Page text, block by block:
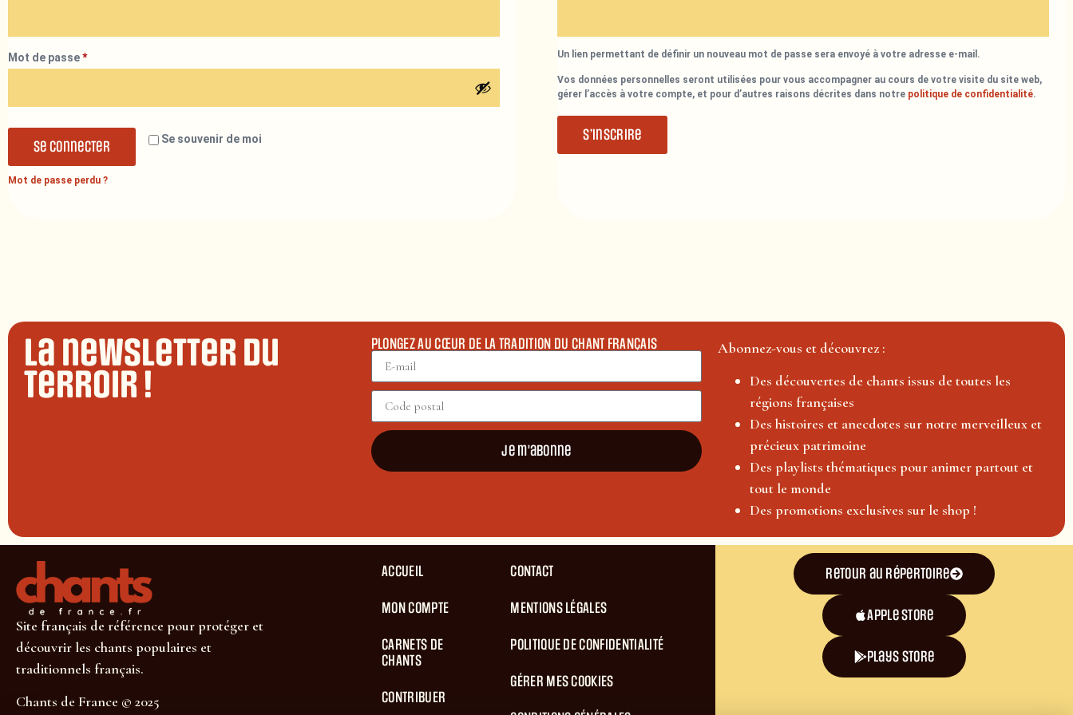
Mot de passe*
Se souvenir de moi
Se connecter
Mot de passe perdu ?
Un lien permettant de définir un nouveau mot de passe sera envoyé à votre adresse e-mail.
Vos données personnelles seront utilisées pour vous accompagner au cours de votre visite du site web,
gérer l’accès à votre compte, et pour d’autres raisons décrites dans notre politique de confidentialité.
S’inscrire
La newsletter du
terroir !
PLONGEZ AU CŒUR DE LA TRADITION DU CHANT FRANÇAIS
Je m'abonne
Abonnez-vous et découvrez :
Des découvertes de chants issus de toutes les
régions françaises
Des histoires et anecdotes sur notre merveilleux et
précieux patrimoine
Des playlists thématiques pour animer partout et
tout le monde
Des promotions exclusives sur le shop !
Site français de référence pour protéger et
découvrir les chants populaires et
traditionnels français.
Chants de France © 2025
ACCUEIL
MON COMPTE
CARNETS DE
CHANTS
CONTRIBUER
CONTACT
MENTIONS LÉGALES
POLITIQUE DE CONFIDENTIALITÉ
GÉRER MES COOKIES
Retour au répertoire
Apple Store
plays store